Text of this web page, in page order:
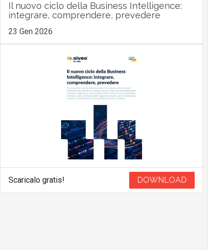
Il nuovo ciclo della Business Intelligence:
integrare, comprendere, prevedere
23 Gen 2026
Scaricalo gratis! DOWNLOAD